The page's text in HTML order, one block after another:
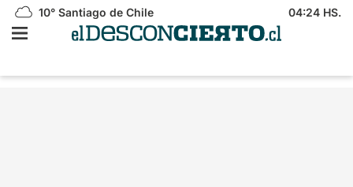
10° Santiago de Chile 04:24 HS.